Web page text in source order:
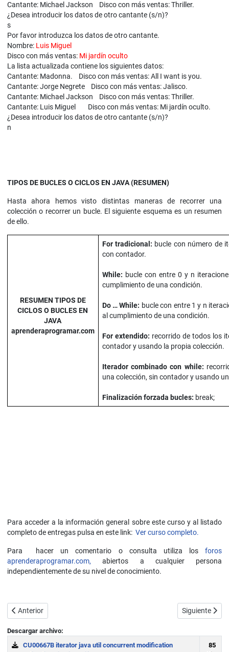
Cantante: Michael Jackson Disco con más ventas: Thriller.
¿Desea introducir los datos de otro cantante (s/n)?
s
Por favor introduzca los datos de otro cantante.
Nombre: Luis Miguel
Disco con más ventas: Mi jardín oculto
La lista actualizada contiene los siguientes datos:
Cantante: Madonna. Disco con más ventas: All I want is you.
Cantante: Jorge Negrete Disco con más ventas: Jalisco.
Cantante: Michael Jackson Disco con más ventas: Thriller.
Cantante: Luis Miguel Disco con más ventas: Mi jardín oculto.
¿Desea introducir los datos de otro cantante (s/n)?
n
TIPOS DE BUCLES O CICLOS EN JAVA (RESUMEN)
Hasta ahora hemos visto distintas maneras de recorrer una
colección o recorrer un bucle. El siguiente esquema es un resumen
de ello.
RESUMEN TIPOS DE
CICLOS O BUCLES EN
JAVA
aprenderaprogramar.com
For tradicional: bucle con número de
con contador.
While: bucle con entre 0 y n
cumplimiento de una condición.
Do … While: bucle con entre 1 y n
al cumplimiento de una condición.
For extendido: recorrido de todos los
contador y usando la propia colección.
Iterador combinado con while:
una colección, sin contador y usando
Finalización forzada bucles: break;
Para acceder a la información general sobre este curso y al listado
completo de entregas pulsa en este link: Ver curso completo.
Para hacer un comentario o consulta utiliza losforos
aprenderaprogramar.com, abiertos a cualquier persona
independientemente de su nivel de conocimiento.
Artículo anterior: El for extendido o bucles for each en Java.
Anterior Artículo
Siguiente
Descargar archivo:
CU00667B iterator java util concurrent modification
85